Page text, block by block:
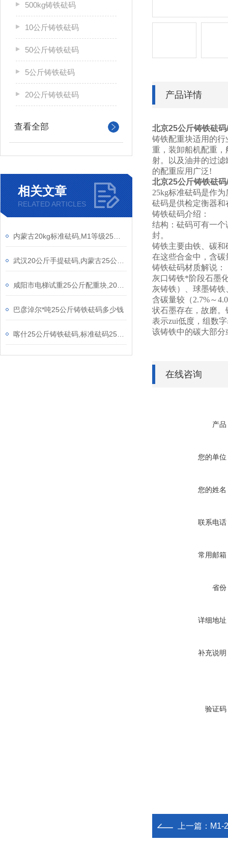
500kg铸铁砝码
10公斤铸铁砝码
50公斤铸铁砝码
5公斤铸铁砝码
20公斤铸铁砝码
查看全部
相关文章
RELATED ARTICLES
巴彦淖尔*吨25公斤铸铁砝码多少钱
产品详情
北京25公斤铸铁砝
铸铁配重块适用的
重，装卸船机配重
射。以及油井的过
的配重应用广泛!
北京25公斤铸铁砝
25kg标准砝码是作
砝码是供检定衡器
铸铁砝码介绍：
结构：砝码可有一
封。
铸铁主要由铁、碳
在这些合金中，含
铸铁砝码材质解说：
灰口铸铁*阶段石墨
灰铸铁）、球墨铸
含碳量较（2.7%～
状石墨存在，故磨
表示zui低度，组数
该铸铁中的碳大部
在线咨询
产品
您的单位
您的姓名
联系电话
常用邮箱
省份
详细地址
补充说明
验证码
上一篇： M1-